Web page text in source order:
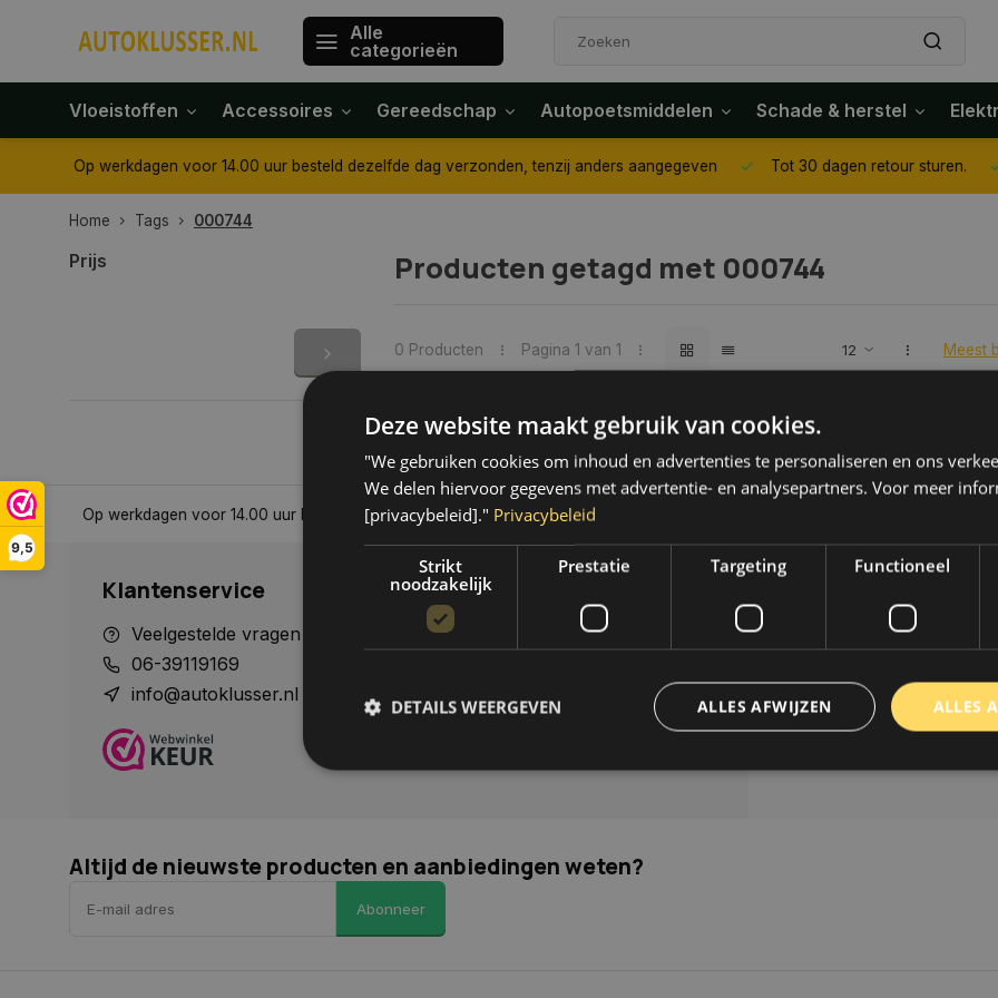
9,5
Alle
categorieën
Vloeistoffen Accessoires Gereedschap Autopoetsmiddelen Schade & herstel
Tot 30 dagen retour sturen. Op werkdagen voor 14.00 uur besteld dezelfde dag verzonden, tenzij anders
Home Tags 000744
Prijs Producten getagd met 000744
0 Producten Pagina 1 van 1 Meest
tenzij anders aangegeven Tot 30 dagen retour sturen. Op werkdagen voor 14.00 uur besteld dezelfde dag
Klantenservice
Veelgestelde vragen
06-39119169
info@autoklusser.nl
Betaalmethoden
Categorieën
Altijd de nieuwste producten en aanbiedingen weten?
Abonneer
Deze website maakt gebruik van cookies.
"We gebruiken cookies om inhoud en advertenties te personaliseren en ons
We delen hiervoor gegevens met advertentie- en analysepartners. Voor meer
[privacybeleid]." Privacybeleid
Strikt
noodzakelijk
Prestatie Targeting Functioneel
ALLES
ALLES AFWIJZEN
DETAILS WEERGEVEN
Strikt noodzakelijke cookies maken de kernfunctionaliteiten van de website mogelijk, zoals
accountbeheer. De website kan niet goed worden gebruikt zonder de strikt noodzakelijke cookies.
Naam
COOKIELAW_STATS